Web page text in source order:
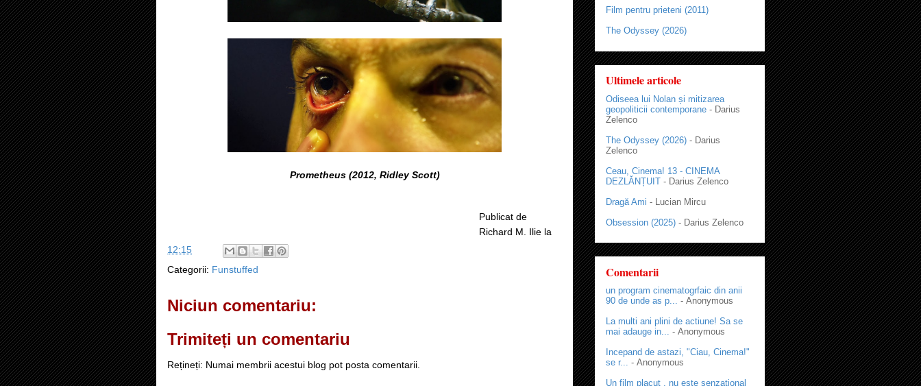
Prometheus (2012, Ridley Scott)
Publicat de
Richard M. Ilie la
12:15
Categorii: Funstuffed
Niciun comentariu:
Trimiteți un comentariu
Rețineți: Numai membrii acestui blog pot posta comentarii.
Film pentru prieteni (2011)
The Odyssey (2026)
Ultimele articole
Odiseea lui Nolan și mitizarea
geopoliticii contemporane - Darius
Zelenco
The Odyssey (2026) - Darius
Zelenco
Ceau, Cinema! 13 - CINEMA
DEZLĂNȚUIT - Darius Zelenco
Dragă Ami - Lucian Mircu
Obsession (2025) - Darius Zelenco
Comentarii
un program cinematogrfaic din anii
90 de unde as p... - Anonymous
La multi ani plini de actiune! Sa se
mai adauge in... - Anonymous
Incepand de astazi, "Ciau, Cinema!"
se r... - Anonymous
Un film placut , nu este senzational